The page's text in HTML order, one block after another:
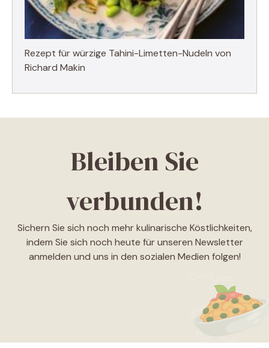
Rezept für würzige Tahini-Limetten-Nudeln von
Richard Makin
Bleiben Sie
verbunden!
Sichern Sie sich noch mehr kulinarische Köstlichkeiten,
indem Sie sich noch heute für unseren Newsletter
anmelden und uns in den sozialen Medien folgen!